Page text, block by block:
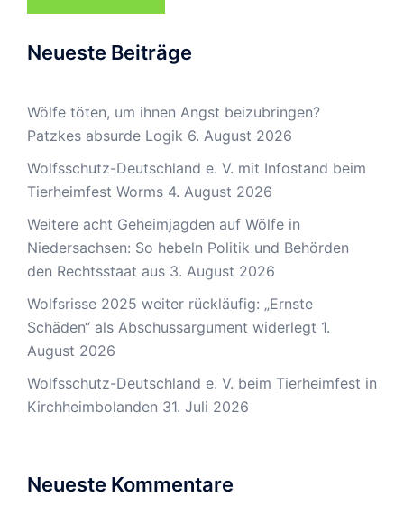
Neueste Beiträge
Wölfe töten, um ihnen Angst beizubringen?
Patzkes absurde Logik 6. August 2026
Wolfsschutz-Deutschland e. V. mit Infostand beim
Tierheimfest Worms 4. August 2026
Weitere acht Geheimjagden auf Wölfe in
Niedersachsen: So hebeln Politik und Behörden
den Rechtsstaat aus 3. August 2026
Wolfsrisse 2025 weiter rückläufig: „Ernste
Schäden“ als Abschussargument widerlegt 1.
August 2026
Wolfsschutz-Deutschland e. V. beim Tierheimfest in
Kirchheimbolanden 31. Juli 2026
Neueste Kommentare